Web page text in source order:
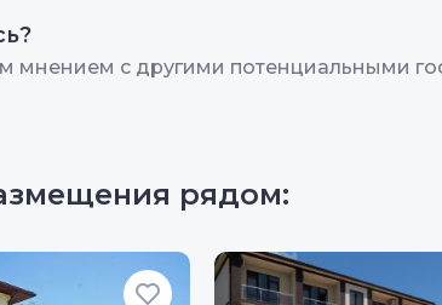
мнением с другими потенциальными
рядом: